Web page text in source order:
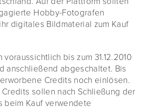
Hobby-Fotografen
digitales Bildmaterial zum Kauf
bis zum 31.12.2010
anschließend abgeschaltet. Bis
Credits noch einlösen.
sollen nach Schließung der
beim Kauf verwendete